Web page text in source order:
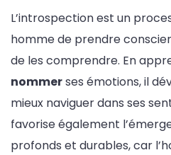
L’introspection est un
homme de prendre
de les comprendre. En
nommerses émotions, il
mieux naviguer dans ses
favorise également
profonds et durables, car